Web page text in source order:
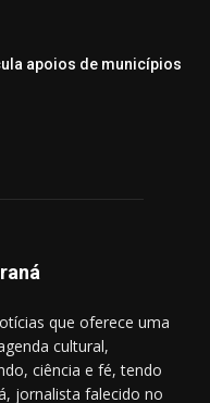
apoios de municípios
que oferece uma
cultural,
ciência e fé, tendo
jornalista falecido no